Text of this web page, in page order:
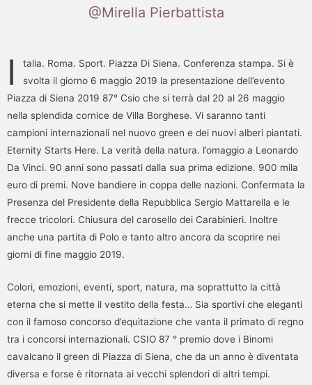
@Mirella Pierbattista
I
talia. Roma. Sport. Piazza Di Siena. Conferenza stampa. Si è
svolta il giorno 6 maggio 2019 la presentazione dell’evento
Piazza di Siena 2019 87° Csio che si terrà dal 20 al 26 maggio
nella splendida cornice de Villa Borghese. Vi saranno tanti
campioni internazionali nel nuovo green e dei nuovi alberi piantati.
Eternity Starts Here. La verità della natura. l’omaggio a Leonardo
Da Vinci. 90 anni sono passati dalla sua prima edizione. 900 mila
euro di premi. Nove bandiere in coppa delle nazioni. Confermata la
Presenza del Presidente della Repubblica Sergio Mattarella e le
frecce tricolori. Chiusura del carosello dei Carabinieri. Inoltre
anche una partita di Polo e tanto altro ancora da scoprire nei
giorni di fine maggio 2019.
Colori, emozioni, eventi, sport, natura, ma soprattutto la città
eterna che si mette il vestito della festa… Sia sportivi che eleganti
con il famoso concorso d’equitazione che vanta il primato di regno
tra i concorsi internazionali. CSIO 87 ° premio dove i Binomi
cavalcano il green di Piazza di Siena, che da un anno è diventata
diversa e forse è ritornata ai vecchi splendori di altri tempi.